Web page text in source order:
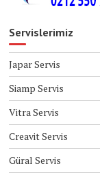
Servislerimiz
Japar Servis
Siamp Servis
Vitra Servis
Creavit Servis
Güral Servis